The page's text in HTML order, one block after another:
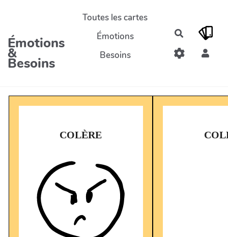
Aller au contenu principal
Émotions
&
Besoins
Toutes les cartes
Émotions
Besoins
Rechercher
COLÈRE